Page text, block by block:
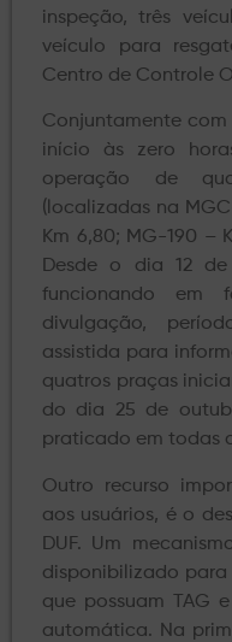
inspeção, três
veículo para
Centro de Controle
Conjuntamente com
início às zero
operação de
(localizadas na
Km 6,80; MG-190 –
Desde o dia 12
funcionando em
divulgação,
assistida para
quatros praças
do dia 25 de
praticado em todas
Outro recurso
aos usuários, é o
DUF. Um
disponibilizado para
que possuam TAG
automática. Na